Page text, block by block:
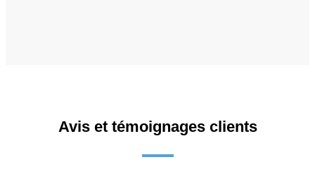
Avis et témoignages clients